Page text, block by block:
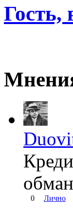
0 Лично